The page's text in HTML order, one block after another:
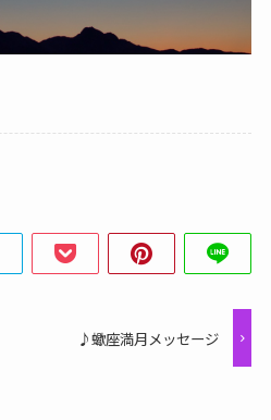
♪蠍座満月メッセージ